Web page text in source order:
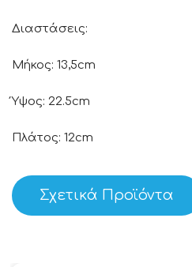
Διαστάσεις:
Μήκος: 13,5cm
Ύψος: 22.5cm
Πλάτος: 12cm
Σχετικά Προϊόντα